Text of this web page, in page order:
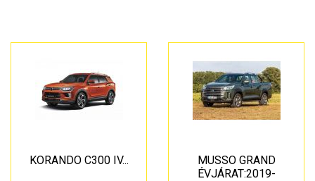
KORANDO C300 IV...
MUSSO GRAND
ÉVJÁRAT:2019-